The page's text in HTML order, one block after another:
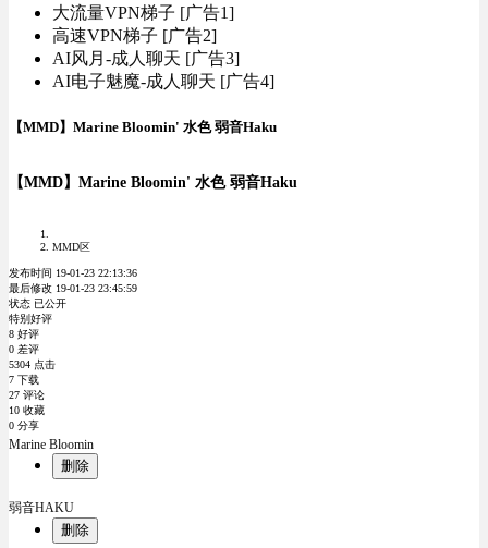
大流量VPN梯子 [广告1]
高速VPN梯子 [广告2]
AI风月-成人聊天 [广告3]
AI电子魅魔-成人聊天 [广告4]
【MMD】Marine Bloomin' 水色 弱音Haku
【MMD】Marine Bloomin' 水色 弱音Haku
MMD区
发布时间 19-01-23 22:13:36
最后修改 19-01-23 23:45:59
状态 已公开
特别好评
8 好评
0 差评
5304 点击
7 下载
27 评论
10 收藏
0 分享
Marine Bloomin
删除
弱音HAKU
删除